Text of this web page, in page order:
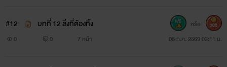
#12 บทที่ 12 สิ่งที่ต้องทิ้ง
0 0 7 หน้า 06 ก.ค. 2569 03:11 น.
หรือ 300